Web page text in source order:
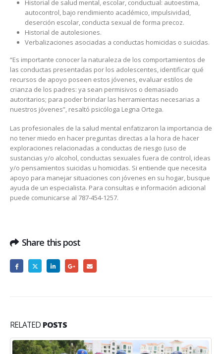
Historial de salud mental, escolar, conductual: autoestima,
autocontrol, bajo rendimiento académico, impulsividad,
deserción escolar, conducta sexual de forma precoz.
Historial de autolesiones.
Verbalizaciones asociadas a conductas homicidas o suicidas.
“Es importante conocer la naturaleza de los comportamientos de
las conductas presentadas por los adolescentes, identificar qué
recursos de apoyo poseen estos jóvenes, evaluar estilos de
crianza de los padres: ya sean permisivos o demasiado
autoritarios; para poder brindar las herramientas necesarias a
nuestros jóvenes”, resaltó psicóloga Legna Ortega.
Las profesionales de la salud mental enfatizaron la importancia de
no tener miedo en hacer preguntas directas a la hora de hacer
exploraciones relacionadas a conductas de riesgo (uso de
sustancias y/o alcohol, conductas sexuales fuera de control, ideas
y/o pensamientos suicidas u homicidas. Si entiende que necesita
apoyo para manejar situaciones con jóvenes en su hogar, busque
ayuda de un especialista. Para consultas e información adicional
puede comunicarse al 787-454-1257.
Share this post
RELATED POSTS